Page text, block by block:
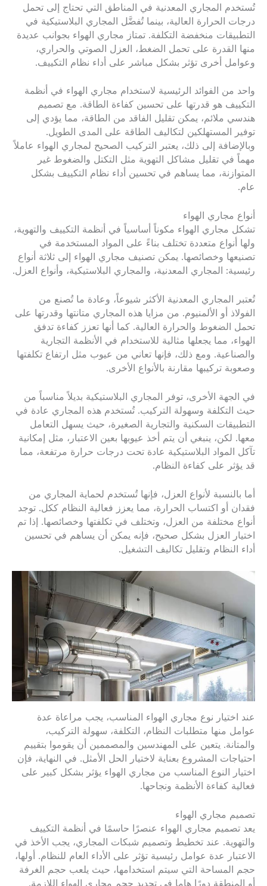
تُستخدم المجاري المعدنية في المناطق التي تحتاج إلى تحمل
درجات الحرارة العالية، بينما تُفضَّل المجاري البلاستيكية في
التطبيقات منخفضة التكلفة. تمتاز مجاري الهواء بجوانب عديدة
منها القدرة على تحمل الضغط، العزل الصوتي والحراري،
وعوامل أخرى تؤثر بشكل مباشر على أداء نظام التكييف.
واحد من الفوائد الرئيسية لاستخدام مجاري الهواء في أنظمة
التكييف هو قدرتها على تحسين كفاءة الطاقة. مع تصميم
هندسي ملائم، يمكن تقليل الفاقد من الطاقة، مما يؤدي إلى
توفير المستهلكين لتكاليف الطاقة على المدى الطويل.
وبالإضافة إلى ذلك، يعتبر التركيب الصحيح لمجاري الهواء عاملاً
مهماً في تقليل مشاكل التهوية مثل التكتل والضغوط غير
المتوازنة، مما يساهم في تحسين أداء نظام التكييف بشكل
عام.
أنواع مجاري الهواء
تشكل مجاري الهواء مكوناً أساسياً في أنظمة التكييف والتهوية،
ولها أنواع متعددة تختلف بناءً على المواد المستخدمة في
تصنيعها وخصائصها. يمكن تصنيف مجاري الهواء إلى ثلاثة أنواع
رئيسية: المجاري المعدنية، والمجاري البلاستيكية، وأنواع العزل.
تُعتبر المجاري المعدنية الأكثر شيوعاً، وعادة ما تُصنع من
الفولاذ أو الألمنيوم. من مزايا هذه المجاري متانتها وقدرتها على
تحمل الضغوط والحرارة العالية. كما أنها تعزز كفاءة تدفق
الهواء، مما يجعلها مثالية للاستخدام في الأنظمة التجارية
والصناعية. ومع ذلك، فإنها تعاني من عيوب مثل ارتفاع تكلفتها
وصعوبة تركيبها مقارنة بالأنواع الأخرى.
في الجهة الأخرى، توفر المجاري البلاستيكية بديلاً مناسباً من
حيث التكلفة وسهولة التركيب. تُستخدم هذه المجاري عادة في
التطبيقات السكنية والتجارية الصغيرة، حيث يسهل التعامل
معها. لكن، ينبغي أن يتم أخذ عيوبها بعين الاعتبار، مثل إمكانية
تآكل المواد البلاستيكية عادة تحت درجات حرارة مرتفعة، مما
قد يؤثر على كفاءة النظام.
أما بالنسبة لأنواع العزل، فإنها تُستخدم لحماية المجاري من
فقدان أو اكتساب الحرارة، مما يعزز فعالية النظام ككل. توجد
أنواع مختلفة من العزل، وتختلف في تكلفتها وخصائصها. إذا تم
اختيار العزل بشكل صحيح، فإنه يمكن أن يساهم في تحسين
أداء النظام وتقليل تكاليف التشغيل.
عند اختيار نوع مجاري الهواء المناسب، يجب مراعاة عدة
عوامل منها متطلبات النظام، التكلفة، سهولة التركيب،
والمتانة. يتعين على المهندسين والمصممين أن يقوموا بتقييم
احتياجات المشروع بعناية لاختيار الحل الأمثل. في النهاية، فإن
اختيار النوع المناسب من مجاري الهواء يؤثر بشكل كبير على
فعالية كفاءة الأنظمة ونجاحها.
تصميم مجاري الهواء
يعد تصميم مجاري الهواء عنصرًا حاسمًا في أنظمة التكييف
والتهوية. عند تخطيط وتصميم شبكات المجاري، يجب الأخذ في
الاعتبار عدة عوامل رئيسية تؤثر على الأداء العام للنظام. أولها،
حجم المساحة التي سيتم استخدامها، حيث يلعب حجم الغرفة
أو المنطقة دورًا هاما في تحديد حجم مجاري الهواء اللازمة.